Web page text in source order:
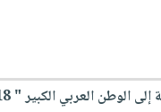
العربي الكبير " 1918 - 1970 "